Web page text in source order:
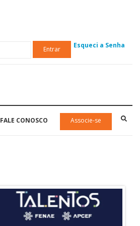
Entrar Esqueci a Senha
FALE CONOSCO Associe-se